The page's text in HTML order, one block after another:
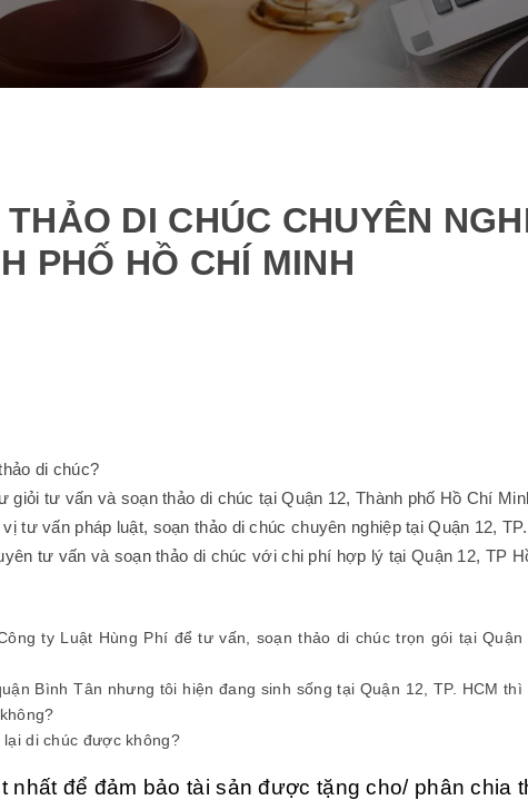
DI CHÚC CHUYÊN
PHỐ HỒ CHÍ MINH
di chúc?
tư vấn và soạn thảo di chúc tại Quận 12, Thành phố Hồ Chí
tư vấn pháp luật, soạn thảo di chúc chuyên nghiệp tại Quận 12,
tư vấn và soạn thảo di chúc với chi phí hợp lý tại Quận 12, TP
ty Luật Hùng Phí để tư vấn, soạn thảo di chúc trọn gói tại
Bình Tân nhưng tôi hiện đang sinh sống tại Quận 12, TP. HCM
di chúc được không?
nhất để đảm bảo tài sản được tặng cho/ phân chia